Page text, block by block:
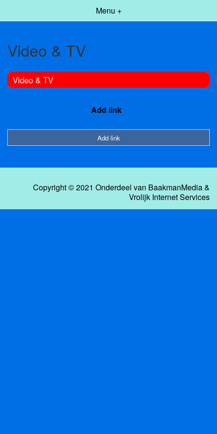
Menu +
Video & TV
Video & TV
Add link
Add link
Copyright © 2021 Onderdeel van BaakmanMedia&
Vrolijk Internet Services